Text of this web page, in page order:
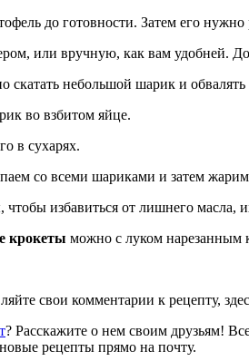
до готовности. Затем его
или вручную, как вам удобней.
небольшой шарик и обвалять
во взбитом яйце.
в сухарях.
со всеми шариками и затем жарим
избавиться от лишнего
крокеты можно с луком нарезанным
свои комментарии к рецепту,
? Расскажите о нем своим друзьям!
рецепты прямо на почту.